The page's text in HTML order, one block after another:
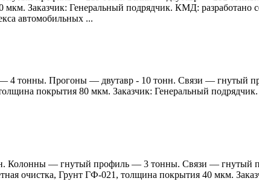
Заказчик: Генеральный подрядчик. КМД: разработано
автомобильных ...
тонны. Прогоны — двутавр - 10 тонн. Связи — гнутый
покрытия 80 мкм. Заказчик: Генеральный
Колонны — гнутый профиль — 3 тонны. Связи — гнутый
очистка, Грунт ГФ-021, толщина покрытия 40 мкм.